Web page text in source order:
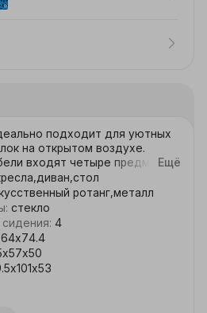
подходит для уютных
на открытом воздухе.
входят четыре предмета:
кресла и просторный
разместить до четырех
на сиденье составляет до
долговечность и
так, чтобы обеспечить
высота стола — 74,4
— 99,0 см.
см, ширину 57,0 см и
Ещё
ротанг,металл
: стекло
: 4